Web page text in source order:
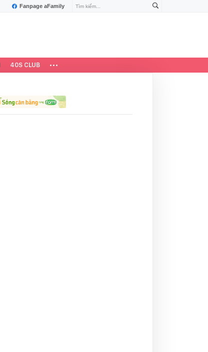
Fanpage aFamily
40S CLUB